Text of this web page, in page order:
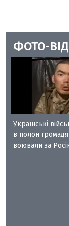
ФОТО-
Українські
в полон
воювали за